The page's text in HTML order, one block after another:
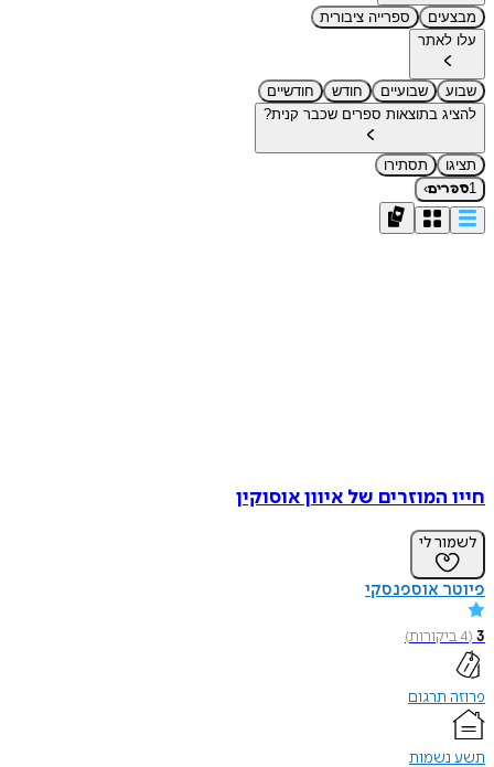
מבצעים
ספרייה ציבורית
עלו לאתר
שבוע שבועיים חודש
חודשיים
להציג בתוצאות ספרים שכבר קנית?
תציגו
תסתירו
1ספרים›
חייו המוזרים של איוון אוסוקין
לשמור לי
פיוטר אוספנסקי
3
(
4ביקורות)
פרוזה תרגום
תשע נשמות